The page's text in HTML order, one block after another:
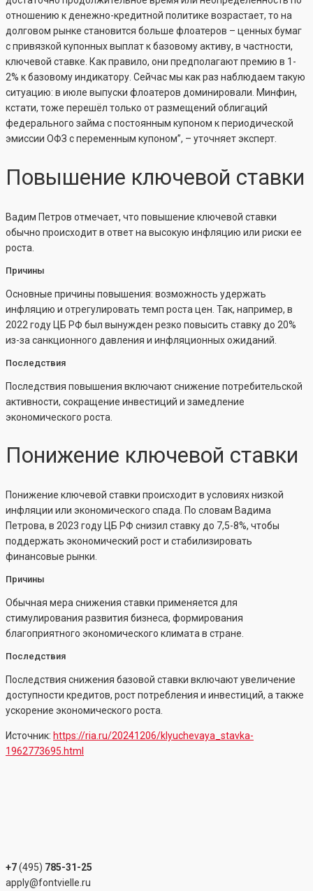
отношению к денежно-кредитной политике возрастает, то на
долговом рынке становится больше флоатеров – ценных бумаг
с привязкой купонных выплат к базовому активу, в частности,
ключевой ставке. Как правило, они предполагают премию в 1-
2% к базовому индикатору. Сейчас мы как раз наблюдаем такую
ситуацию: в июле выпуски флоатеров доминировали. Минфин,
кстати, тоже перешёл только от размещений облигаций
федерального займа с постоянным купоном к периодической
эмиссии ОФЗ с переменным купоном”, – уточняет эксперт.
Повышение ключевой ставки
Вадим Петров отмечает, что повышение ключевой ставки
обычно происходит в ответ на высокую инфляцию или риски ее
роста.
Причины
Основные причины повышения: возможность удержать
инфляцию и отрегулировать темп роста цен. Так, например, в
2022 году ЦБ РФ был вынужден резко повысить ставку до 20%
из-за санкционного давления и инфляционных ожиданий.
Последствия
Последствия повышения включают снижение потребительской
активности, сокращение инвестиций и замедление
экономического роста.
Понижение ключевой ставки
Понижение ключевой ставки происходит в условиях низкой
инфляции или экономического спада. По словам Вадима
Петрова, в 2023 году ЦБ РФ снизил ставку до 7,5-8%, чтобы
поддержать экономический рост и стабилизировать
финансовые рынки.
Причины
Обычная мера снижения ставки применяется для
стимулирования развития бизнеса, формирования
благоприятного экономического климата в стране.
Последствия
Последствия снижения базовой ставки включают увеличение
доступности кредитов, рост потребления и инвестиций, а также
ускорение экономического роста.
Источник: https://ria.ru/20241206/klyuchevaya_stavka-
1962773695.html
+7(495) 785-31-25
apply@fontvielle.ru